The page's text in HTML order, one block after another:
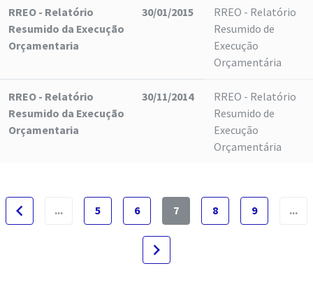
RREO - Relatório
Resumido da Execução
Orçamentaria
30/01/2015
RREO - Relatório
Resumido de
Execução
Orçamentária
RREO - Relatório
Resumido da Execução
Orçamentaria
30/11/2014
RREO - Relatório
Resumido de
Execução
Orçamentária
navigate_before ... 5 6 7 8 9 ...
navigate_next